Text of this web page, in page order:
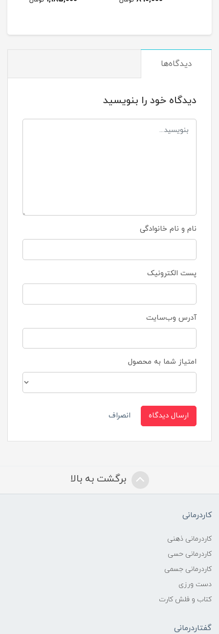
دیدگاه‌ها
دیدگاه خود را بنویسید
نام و نام خانوادگی
پست الکترونیک
آدرس وب‌سایت
امتیاز شما به محصول
ارسال دیدگاه انصراف
برگشت به بالا
کاردرمانی
کاردرمانی ذهنی
کاردرمانی حسی
کاردرمانی جسمی
دست ورزی
کتاب و فلش کارت
گفتاردرمانی